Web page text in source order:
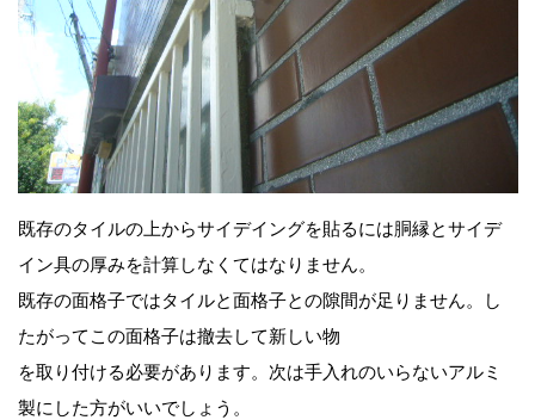
既存のタイルの上からサイデイングを貼るには胴縁とサイデ
イン具の厚みを計算しなくてはなりません。
既存の面格子ではタイルと面格子との隙間が足りません。し
たがってこの面格子は撤去して新しい物
を取り付ける必要があります。次は手入れのいらないアルミ
製にした方がいいでしょう。